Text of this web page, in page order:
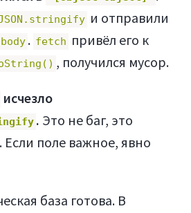
и отправили
body . fetch привёл его к
, получился мусор.
исчезло
. Это не баг, это
поле важное, явно
база готова. В